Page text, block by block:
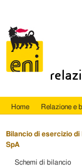
Home Relazione e
Bilancio di esercizio di
SpA
Schemi di bilancio